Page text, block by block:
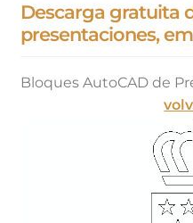
Descarga gratuita
presentaciones,
Bloques AutoCAD de